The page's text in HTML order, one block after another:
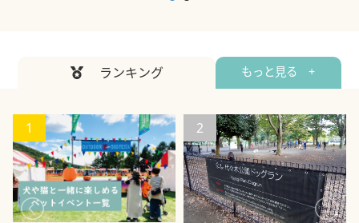
ランキング もっと見る +
1 2